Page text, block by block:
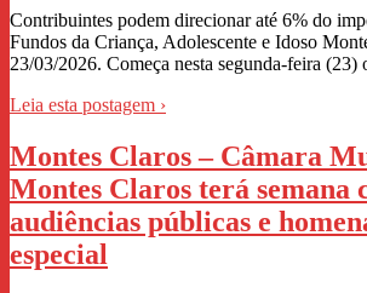
Contribuintes podem direcionar até 6% do
Fundos da Criança, Adolescente e Idoso
23/03/2026. Começa nesta segunda-feira
Leia esta postagem ›
Montes Claros – Câmara
Montes Claros terá semana
audiências públicas e
especial